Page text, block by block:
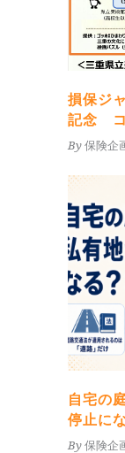
損保ジ
記念 コ
By 保険企
自宅の
停止に
By 保険企